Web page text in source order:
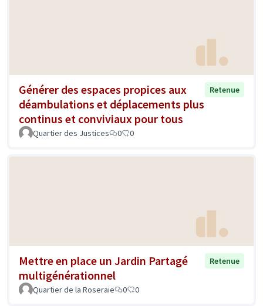
Générer des espaces propices aux
déambulations et déplacements plus
continus et conviviaux pour tous
Retenue
Quartier des Justices 0 0
Mettre en place un Jardin Partagé
multigénérationnel
Retenue
Quartier de la Roseraie 0 0